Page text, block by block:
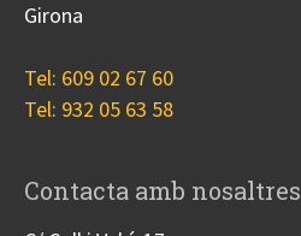
Girona
Tel: 609 02 67 60
Tel: 932 05 63 58
Contacta amb nosaltres